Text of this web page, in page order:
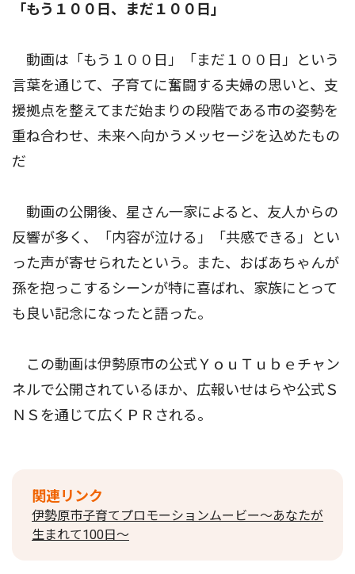
「もう１００日、まだ１００日」
動画は「もう１００日」「まだ１００日」という
言葉を通じて、子育てに奮闘する夫婦の思いと、支
援拠点を整えてまだ始まりの段階である市の姿勢を
重ね合わせ、未来へ向かうメッセージを込めたもの
だ
動画の公開後、星さん一家によると、友人からの
反響が多く、「内容が泣ける」「共感できる」とい
った声が寄せられたという。また、おばあちゃんが
孫を抱っこするシーンが特に喜ばれ、家族にとって
も良い記念になったと語った。
この動画は伊勢原市の公式ＹｏｕＴｕｂｅチャン
ネルで公開されているほか、広報いせはらや公式Ｓ
ＮＳを通じて広くＰＲされる。
関連リンク
伊勢原市子育てプロモーションムービー〜あなたが
生まれて100日〜